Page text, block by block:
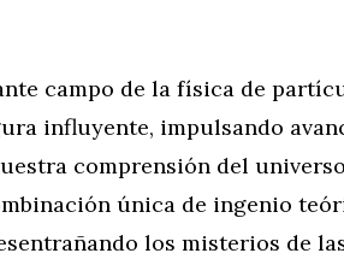
campo de la física de
influyente, impulsando
comprensión del
única de ingenio
los misterios de